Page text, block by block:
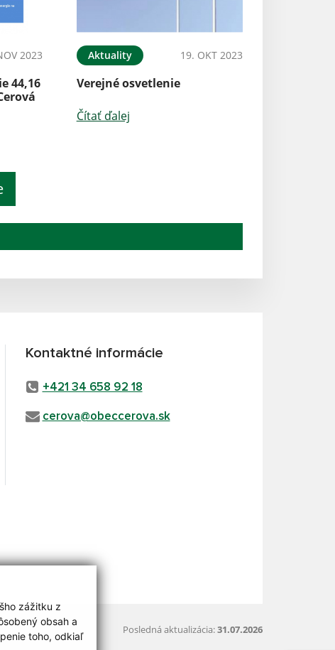
zážitku z
obsah a
toho, odkiaľ
2023
44,16
Aktuality 19. OKT 2023
Verejné osvetlenie
Čítať ďalej
Kontaktné informácie
+421 34 658 92 18
cerova@obeccerova.sk
Posledná aktualizácia:31.07.2026